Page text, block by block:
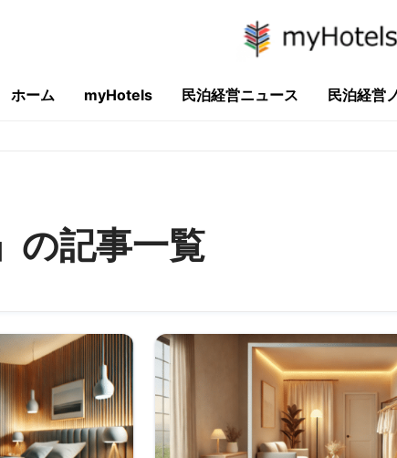
ホーム myHotels 民泊経営ニュース 民泊経営
の記事一覧